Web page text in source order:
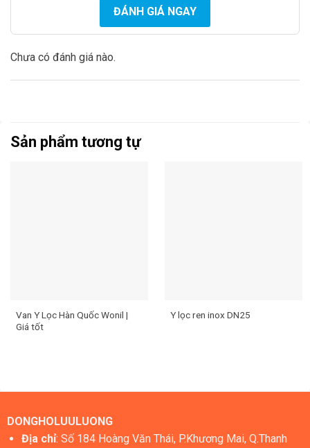
ĐÁNH GIÁ NGAY
Chưa có đánh giá nào.
Sản phẩm tương tự
Van Y Lọc Hàn Quốc Wonil |
Giá tốt
Y lọc ren inox DN25
DONGHOLUULUONG
Địa chỉ: Số 184 Hoàng Văn Thái, P.Khương Mai, Q.Thanh